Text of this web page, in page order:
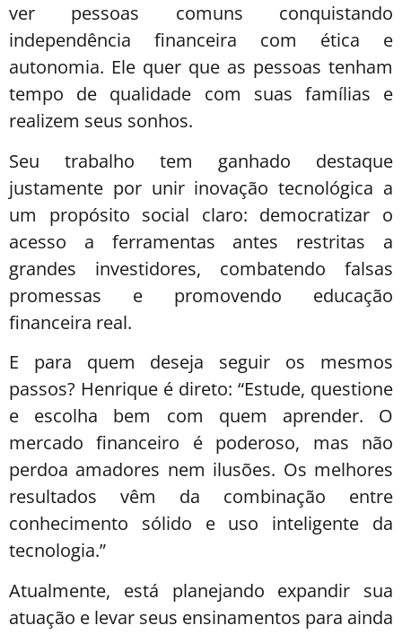
ver pessoas comuns conquistando
independência financeira com ética e
autonomia. Ele quer que as pessoas tenham
tempo de qualidade com suas famílias e
realizem seus sonhos.
Seu trabalho tem ganhado destaque
justamente por unir inovação tecnológica a
um propósito social claro: democratizar o
acesso a ferramentas antes restritas a
grandes investidores, combatendo falsas
promessas e promovendo educação
financeira real.
E para quem deseja seguir os mesmos
passos? Henrique é direto: “Estude, questione
e escolha bem com quem aprender. O
mercado financeiro é poderoso, mas não
perdoa amadores nem ilusões. Os melhores
resultados vêm da combinação entre
conhecimento sólido e uso inteligente da
tecnologia.”
Atualmente, está planejando expandir sua
atuação e levar seus ensinamentos para ainda